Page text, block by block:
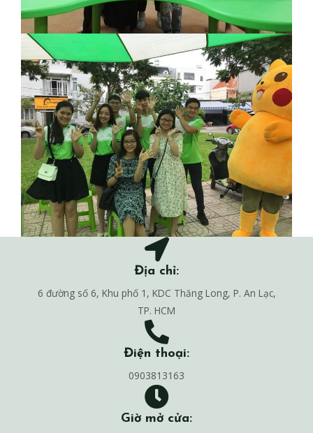
Địa chỉ:
6 đường số 6, Khu phố 1, KDC Thăng Long, P. An Lạc,
TP. HCM
Điện thoại:
0903813163
Giờ mở cửa: